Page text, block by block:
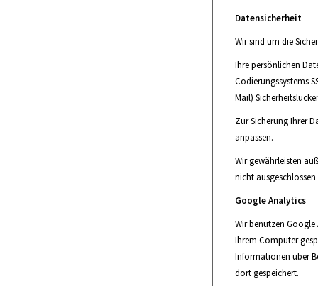
Datensicherheit
Wir sind um die
Ihre persönlichen
Codierungssystems
Mail)
Zur Sicherung Ihrer
anpassen.
Wir gewährleisten
nicht
Google Analytics
Wir benutzen
Ihrem Computer
Informationen über
dort gespeichert.